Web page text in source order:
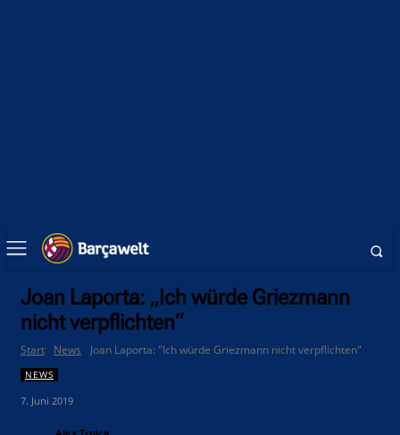
Joan Laporta: „Ich würde Griezmann
nicht verpflichten“
Start News Joan Laporta: "Ich würde Griezmann nicht verpflichten"
NEWS
7. Juni 2019